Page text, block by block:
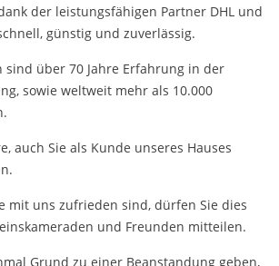
der leistungsfähigen Partner DHL und
günstig und zuverlässig.
sind über 70 Jahre Erfahrung in der
sowie weltweit mehr als 10.000
auch Sie als Kunde unseres Hauses
mit uns zufrieden sind, dürfen Sie dies
und Freunden mitteilen.
Grund zu einer Beanstandung geben,